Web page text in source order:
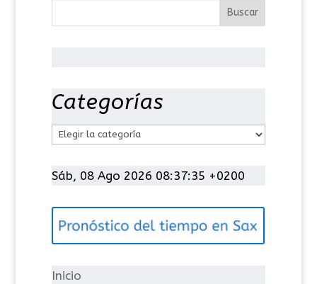
Categorías
t
g
í
Sáb, 08 Ago 2026 08:37:36 +0200
Inicio